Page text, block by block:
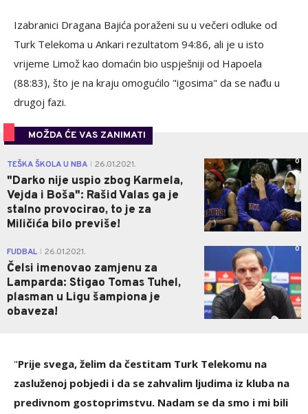
Izabranici Dragana Bajića poraženi su u večeri odluke od
Turk Telekoma u Ankari rezultatom 94:86, ali je u isto
vrijeme Limož kao domaćin bio uspješniji od Hapoela
(88:83), što je na kraju omogućilo "igosima" da se nađu u
drugoj fazi.
MOŽDA ĆE VAS ZANIMATI
TEŠKA ŠKOLA U NBA 26.01.2021.
"Darko nije uspio zbog Karmela,
Vejda i Boša": Rašid Valas ga je
stalno provocirao, to je za
Miličića bilo previše!
0
FUDBAL 26.01.2021.
Čelsi imenovao zamjenu za
Lamparda: Stigao Tomas Tuhel,
plasman u Ligu šampiona je
obaveza!
0
"Prije svega, želim da čestitam Turk Telekomu na
zasluženoj pobjedi i da se zahvalim ljudima iz kluba na
predivnom gostoprimstvu. Nadam se da smo i mi bili